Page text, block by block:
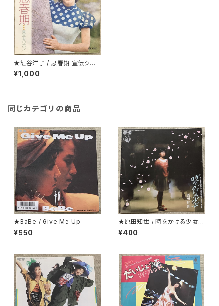
★紅谷洋子 / 思春期 宣伝シー
ト付
¥1,000
同じカテゴリの商品
★BaBe / Give Me Up
¥950
★原田知世 / 時をかける少女
見開くとカラー・ピンナップにな
っているジャケ
¥400